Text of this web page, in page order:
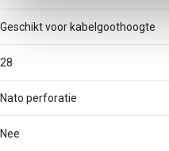
Geschikt voor kabelgoothoogte
28
Nato perforatie
Nee